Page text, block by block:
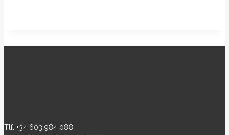
Tlf: +34 603 984 088